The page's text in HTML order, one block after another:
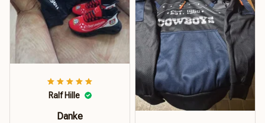
Ralf Hille
Danke